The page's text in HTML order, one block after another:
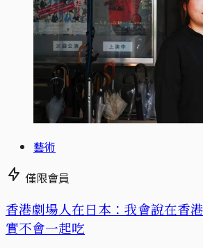
藝術
僅限會員
香港劇場人在日本：我會說在香
實不會一起吃